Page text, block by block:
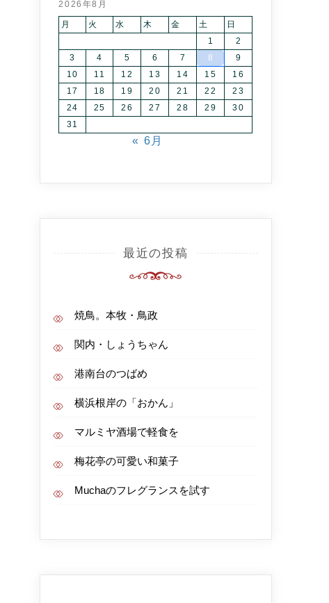
2026年8月
月 火 水 木 金 土
日
1
2
3
4 5 6 7 8
9
10
11 12 13 14 15
16
17
18 19 20 21 22
23
24
25 26 27 28 29
30
31
« 6月
最近の投稿
焼鳥。本牧・鳥政
関内・しょうちゃん
港南台のつばめ
横浜根岸の「おかん」
マルミヤ酒場で軽食を
梅花亭の可愛い和菓子
Muchaのフレグランスを試す